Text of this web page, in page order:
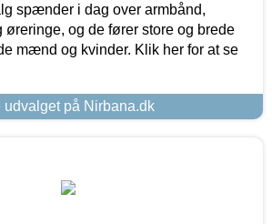
spænder i dag over armbånd,
øreringe, og de fører store og brede
mænd og kvinder. Klik her for at se
udvalget på Nirbana.dk